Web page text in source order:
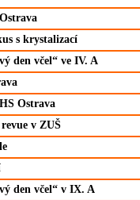
s krystalizací
den včel“ ve IV. A
Ostrava
v ZUŠ
den včel“ v IX. A